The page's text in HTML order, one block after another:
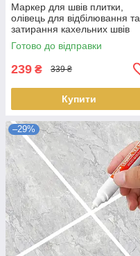
Маркер для швів плитки,
олівець для відбілювання та
затирання кахельних швів
Білий
Готово до відправки
239 ₴ 339 ₴
Купити
–29%